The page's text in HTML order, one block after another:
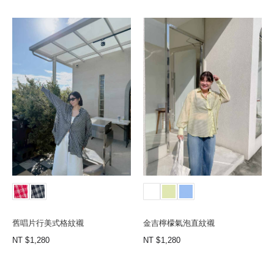
舊唱片行美式格紋襯
NT
1,280
金吉檸檬氣泡直紋襯
NT
1,280